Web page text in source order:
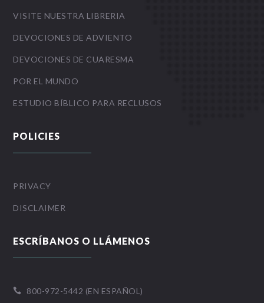
VISITE NUESTRA LIBRERIA
DEVOCIONES DE ADVIENTO
DEVOCIONES DE CUARESMA
POR EL MUNDO
ESTUDIO BÍBLICO PARA RECLUSOS
POLICIES
PRIVACY
DISCLAIMER
ESCRÍBANOS O LLÁMENOS
 800-972-5442 (EN ESPAÑOL)